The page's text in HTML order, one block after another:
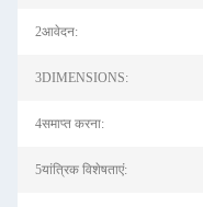
2आवेदन:
3DIMENSIONS:
4समाप्त करना:
5यांत्रिक विशेषताएं: